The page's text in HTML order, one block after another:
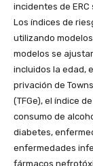
incidentes de
Los índices de
utilizando
modelos se
incluidos la edad,
privación de
(TFGe), el índice
consumo de
diabetes,
enfermedades
fármacos